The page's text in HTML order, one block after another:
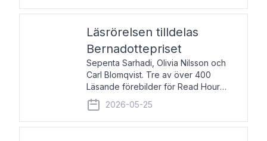
och skolbibliotek som gjort värdefull
Läsrörelsen tilldelas
Bernadottepriset
Sepenta Sarhadi, Olivia Nilsson och
Carl Blomqvist. Tre av över 400
Läsande förebilder för Read Hour
Sverige. Foto: Michael Wall. Den ideella
föreningen Läsrörelsen tilldelas
Bernadottepriset 2026 för att den
2026-05-25